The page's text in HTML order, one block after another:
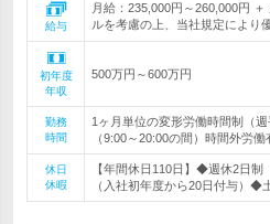
給与
月給：235,000円～260,000円
ルを考慮の上、当社規定により
初年度
年収
500万円～600万円
勤務
時間
1ヶ月単位の変形労働時間制（
（9:00～20:00の間）時間外労働
休日
休暇
【年間休日110日】◆週休2日
（入社初年度から20日付与）◆